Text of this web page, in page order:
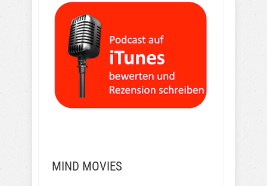
MIND MOVIES